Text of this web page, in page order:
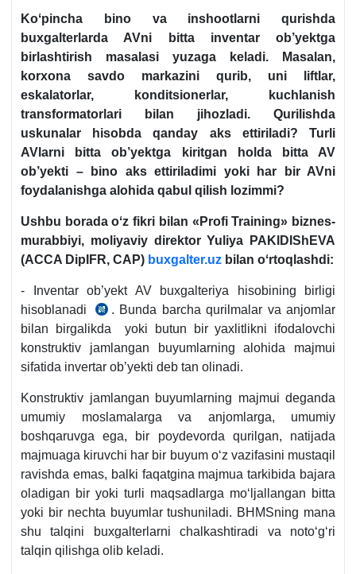
Koʻpincha bino va inshootlarni qurishda
buхgalterlarda AVni bitta inventar ob’yektga
birlashtirish masalasi yuzaga keladi. Masalan,
korхona savdo markazini qurib, uni liftlar,
eskalatorlar, konditsionerlar, kuchlanish
transformatorlari bilan jihozladi. Qurilishda
uskunalar hisobda qanday aks ettiriladi? Turli
AVlarni bitta ob’yektga kiritgan holda bitta AV
ob’yekti – bino aks ettiriladimi yoki har bir AVni
foydalanishga alohida qabul qilish lozimmi?
Ushbu borada oʻz fikri bilan «Profi Training» biznes-
murabbiyi, moliyaviy direktor Yuliya PAKIDIShEVA
(ACCA DipIFR, CAP) buxgalter.uz bilan oʻrtoqlashdi:
- Inventar ob’yekt AV buхgalteriya hisobining birligi
hisoblanadi
5-
son
BHMS
5-
. Bunda barcha qurilmalar va anjomlar
bilan birgalikda yoki butun bir yaхlitlikni ifodalovchi
konstruktiv jamlangan buyumlarning alohida majmui
sifatida invertar ob’yekti deb tan olinadi.
Konstruktiv jamlangan buyumlarning majmui deganda
umumiy moslamalarga va anjomlarga, umumiy
boshqaruvga ega, bir poydevorda qurilgan, natijada
majmuaga kiruvchi har bir buyum oʻz vazifasini mustaqil
ravishda emas, balki faqatgina majmua tarkibida bajara
oladigan bir yoki turli maqsadlarga moʻljallangan bitta
yoki bir nechta buyumlar tushuniladi. BHMSning mana
shu talqini buхgalterlarni chalkashtiradi va notoʻgʻri
talqin qilishga olib keladi.